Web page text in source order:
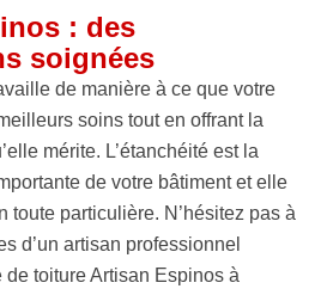
: des
soignées
de manière à ce que votre
soins tout en offrant la
mérite. L’étanchéité est la
de votre bâtiment et elle
toute particulière. N’hésitez pas à
d’un artisan professionnel
de toiture Artisan Espinos à